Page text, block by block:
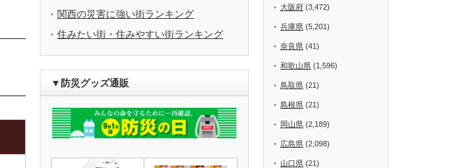
関西の災害に強い街ランキング
住みたい街・住みやすい街ランキング
▼防災グッズ通販
大阪府 (3,472)
兵庫県 (5,201)
奈良県 (41)
和歌山県 (1,596)
鳥取県 (21)
島根県 (21)
岡山県 (2,189)
広島県 (2,098)
山口県 (21)